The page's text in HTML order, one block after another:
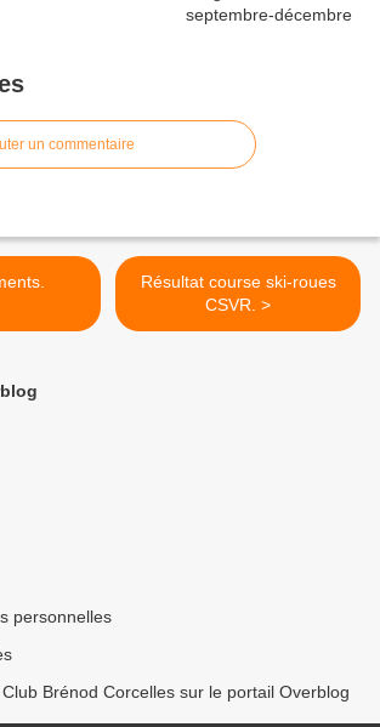
un commentaire
Résultat course ski-roues
CSVR. >
personnelles
Brénod Corcelles sur le portail Overblog